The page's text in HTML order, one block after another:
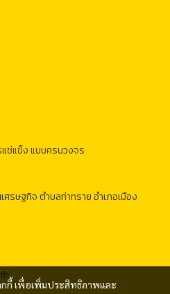
กกี้ เพื่อเพิ่มประสิทธิภาพและ
ช่แข็ง แบบครบวงจร
ศรษฐกิจ ตำบลท่าทราย อำเภอเมือง